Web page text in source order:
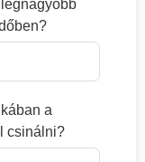
a
csinálni?